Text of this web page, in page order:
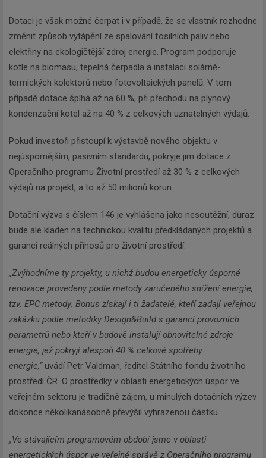
Dotaci je však možné čerpat i v případě, že se vlastník rozhodne
změnit způsob vytápění ze spalování fosilních paliv nebo
elektřiny na ekologičtější zdroj energie. Program podporuje
kotle na biomasu, tepelná čerpadla a instalaci solárně-
termických kolektorů nebo fotovoltaických panelů. V tom
případě dotace šplhá až na 60 %, při přechodu na plynový
kondenzační kotel až na 40 % z celkových uznatelných výdajů.
Pokud investoři přistoupí k výstavbě nového objektu v
nejúspornějším, pasivním standardu, pokryje jim dotace z
Operačního programu Životní prostředí až 30 % z celkových
výdajů na projekt, a to až 50 milionů korun.
Dotační výzva s číslem 146 je vyhlášena jako nesoutěžní, důraz
bude ale kladen na technickou kvalitu předkládaných projektů a
garanci reálných přínosů pro životní prostředí.
„Zvýhodníme ty projekty, u nichž budou energeticky úsporné
renovace provedeny podle metody zaručeného snížení energie,
tzv. EPC metody. Bonus získají i ti žadatelé, kteří zadají veřejnou
zakázku podle metodiky Design&Build s garancí provozních
parametrů nebo kteří v budově instalují obnovitelné zdroje
energie, jež pokryjí alespoň 40 % celkové spotřeby
energie,“uvádí Petr Valdman, ředitel Státního fondu životního
prostředí ČR. O prostředky v oblasti energetických úspor ve
veřejném sektoru je tradičně zájem, u minulých dotačních výzev
dokonce několikanásobně převýšil vyhrazenou částku.
„Ve stávajícím programovém období jsme v oblasti
energetických úspor ve veřejné správě z Operačního programu